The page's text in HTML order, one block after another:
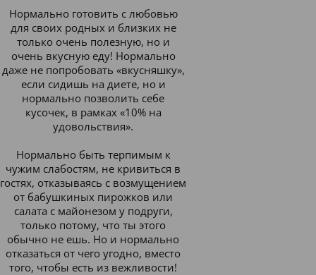
Нормально готовить с любовью
для своих родных и близких не
только очень полезную, но и
очень вкусную еду! Нормально
даже не попробовать «вкусняшку»,
если сидишь на диете, но и
нормально позволить себе
кусочек, в рамках «10% на
удовольствия».
Нормально быть терпимым к
чужим слабостям, не кривиться в
гостях, отказываясь с возмущением
от бабушкиных пирожков или
салата с майонезом у подруги,
только потому, что ты этого
обычно не ешь. Но и нормально
отказаться от чего угодно, вместо
того, чтобы есть из вежливости!